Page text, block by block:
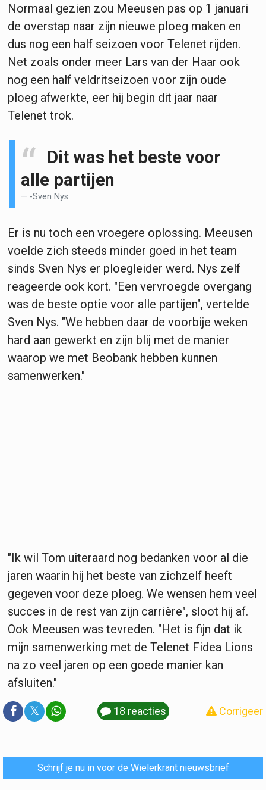
Normaal gezien zou Meeusen pas op 1 januari
de overstap naar zijn nieuwe ploeg maken en
dus nog een half seizoen voor Telenet rijden.
Net zoals onder meer Lars van der Haar ook
nog een half veldritseizoen voor zijn oude
ploeg afwerkte, eer hij begin dit jaar naar
Telenet trok.
Dit was het beste voor
alle partijen
-Sven Nys
Er is nu toch een vroegere oplossing. Meeusen
voelde zich steeds minder goed in het team
sinds Sven Nys er ploegleider werd. Nys zelf
reageerde ook kort. "Een vervroegde overgang
was de beste optie voor alle partijen", vertelde
Sven Nys. "We hebben daar de voorbije weken
hard aan gewerkt en zijn blij met de manier
waarop we met Beobank hebben kunnen
samenwerken."
"Ik wil Tom uiteraard nog bedanken voor al die
jaren waarin hij het beste van zichzelf heeft
gegeven voor deze ploeg. We wensen hem veel
succes in de rest van zijn carrière", sloot hij af.
Ook Meeusen was tevreden. "Het is fijn dat ik
mijn samenwerking met de Telenet Fidea Lions
na zo veel jaren op een goede manier kan
afsluiten."
𝕏 18 reacties Corrigeer
Schrijf je nu in voor de Wielerkrant nieuwsbrief